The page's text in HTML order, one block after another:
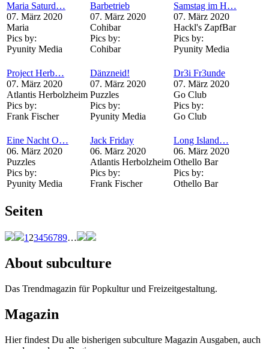
Maria Saturd…
07. März 2020
Maria
Pics by:
Pyunity Media
Barbetrieb
07. März 2020
Cohibar
Pics by:
Cohibar
Samstag im H…
07. März 2020
Hackl's ZapfBar
Pics by:
Pyunity Media
Project Herb…
07. März 2020
Atlantis Herbolzheim
Pics by:
Frank Fischer
Dänzneid!
07. März 2020
Puzzles
Pics by:
Pyunity Media
Dr3i Fr3unde
07. März 2020
Go Club
Pics by:
Go Club
Eine Nacht O…
06. März 2020
Puzzles
Pics by:
Pyunity Media
Jack Friday
06. März 2020
Atlantis Herbolzheim
Pics by:
Frank Fischer
Long Island…
06. März 2020
Othello Bar
Pics by:
Othello Bar
Seiten
1 23456789…
About subculture
Das Trendmagazin für Popkultur und Freizeitgestaltung.
Magazin
Hier findest Du alle bisherigen subculture Magazin Ausgaben, auch